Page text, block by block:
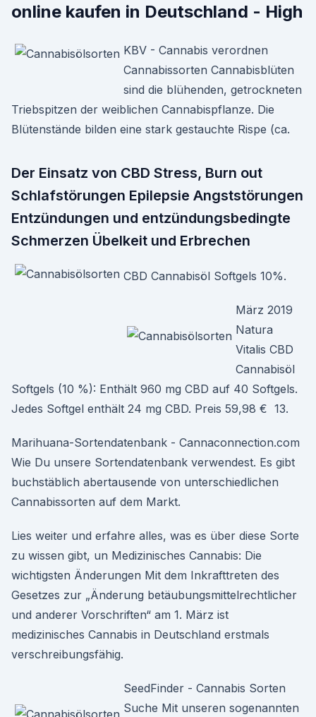
online kaufen in Deutschland - High
KBV - Cannabis verordnen
Cannabissorten Cannabisblüten
sind die blühenden, getrockneten
Triebspitzen der weiblichen Cannabispflanze. Die
Blütenstände bilden eine stark gestauchte Rispe (ca.
Der Einsatz von CBD Stress, Burn out
Schlafstörungen Epilepsie Angststörungen
Entzündungen und entzündungsbedingte
Schmerzen Übelkeit und Erbrechen
CBD Cannabisöl Softgels 10%.
März 2019
Natura
Vitalis CBD
Cannabisöl
Softgels (10 %): Enthält 960 mg CBD auf 40 Softgels.
Jedes Softgel enthält 24 mg CBD. Preis 59,98 € 13.
Marihuana-Sortendatenbank - Cannaconnection.com
Wie Du unsere Sortendatenbank verwendest. Es gibt
buchstäblich abertausende von unterschiedlichen
Cannabissorten auf dem Markt.
Lies weiter und erfahre alles, was es über diese Sorte
zu wissen gibt, un Medizinisches Cannabis: Die
wichtigsten Änderungen Mit dem Inkrafttreten des
Gesetzes zur „Änderung betäubungsmittelrechtlicher
und anderer Vorschriften“ am 1. März ist
medizinisches Cannabis in Deutschland erstmals
verschreibungsfähig.
SeedFinder - Cannabis Sorten
Suche Mit unseren sogenannten